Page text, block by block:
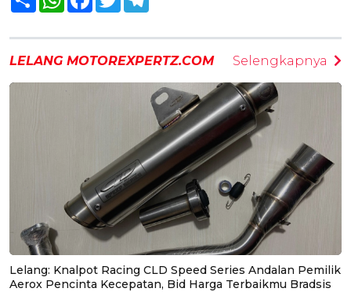
LELANG MOTOREXPERTZ.COM Selengkapnya
Lelang: Knalpot Racing CLD Speed Series Andalan Pemilik
Aerox Pencinta Kecepatan, Bid Harga Terbaikmu Bradsis